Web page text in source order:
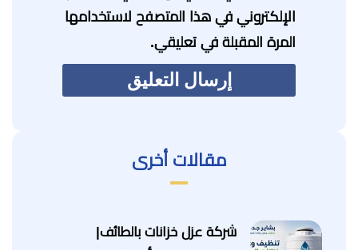
الإلكتروني في هذا المتصفح لاستخدامها
المرة المقبلة في تعليقي.
مقالات أخرى
شركة عزل خزانات بالطائف|